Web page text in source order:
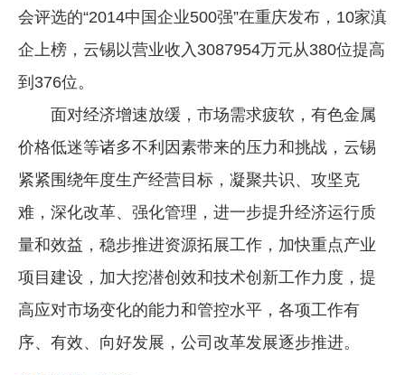
镁钛
地矿 建设
党建工作
企业文化
《资源再生》杂志
数字报
会评选的“2014中国企业500强”在重庆发布，10家滇
企上榜，云锡以营业收入3087954万元从380位提高
到376位。
面对经济增速放缓，市场需求疲软，有色金属
价格低迷等诸多不利因素带来的压力和挑战，云锡
紧紧围绕年度生产经营目标，凝聚共识、攻坚克
难，深化改革、强化管理，进一步提升经济运行质
量和效益，稳步推进资源拓展工作，加快重点产业
项目建设，加大挖潜创效和技术创新工作力度，提
高应对市场变化的能力和管控水平，各项工作有
序、有效、向好发展，公司改革发展逐步推进。